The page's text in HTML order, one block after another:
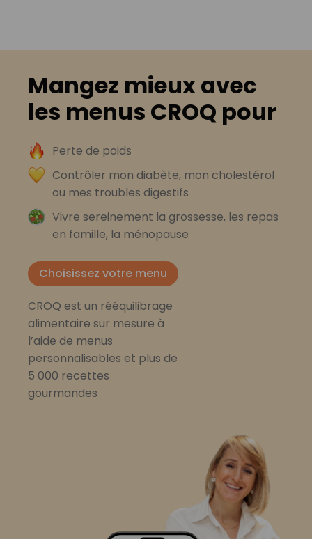
Mangez mieux avec
les menus CROQ pour
Perte de poids
Contrôler mon diabète, mon cholestérol
ou mes troubles digestifs
Vivre sereinement la grossesse, les repas
en famille, la ménopause
Choisissez votre menu
CROQ est un rééquilibrage
alimentaire sur mesure à
l’aide de menus
personnalisables et plus de
5 000 recettes
gourmandes